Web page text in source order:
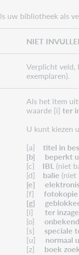
uw bibliotheek als
NIET
Verplicht veld,
exemplaren).
Als het item
waarde [i] ter
U kunt kiezen
[a] titel in
[b] beperkt
[c] IBL (niet
[d] balie (niet
[e]
[f] fotokopie
[g]
[i] ter inzage
[o] onbekend
[s] speciale
[u] normaal
[z] boek